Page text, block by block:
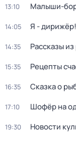
13:10 Малыши-
14:05 Я - дирижёр!
14:35 Рассказы
15:35 Рецепты
16:35 Сказка о
17:10 Шофёр на
19:30 Новости